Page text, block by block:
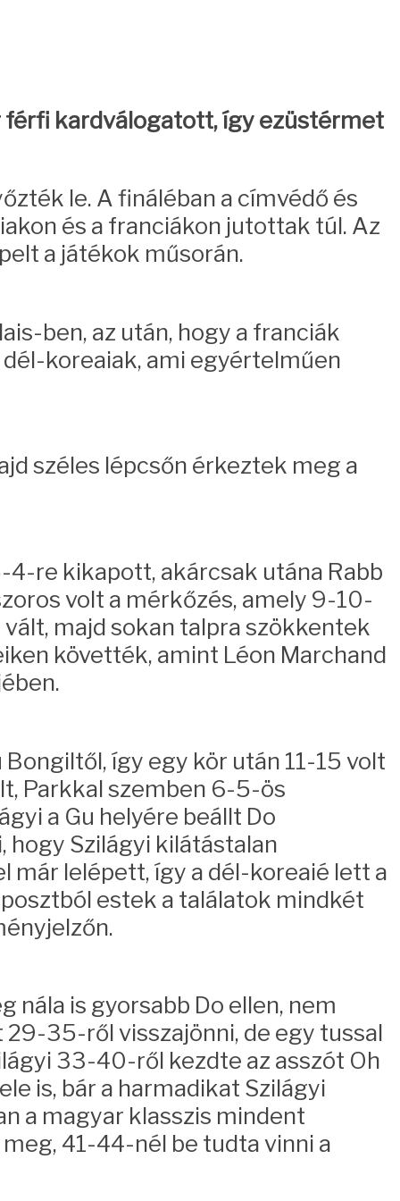
férfi kardválogatott, így ezüstérmet
le. A fináléban a címvédő és
és a franciákon jutottak túl. Az
a játékok műsorán.
ben, az után, hogy a franciák
koreaiak, ami egyértelműen
széles lépcsőn érkeztek meg a
4-re kikapott, akárcsak utána Rabb
volt a mérkőzés, amely 9-10-
majd sokan talpra szökkentek
követték, amint Léon Marchand
így egy kör után 11-15 volt
Parkkal szemben 6-5-ös
a Gu helyére beállt Do
Szilágyi kilátástalan
már lelépett, így a dél-koreaié lett a
estek a találatok mindkét
nála is gyorsabb Do ellen, nem
35-ről visszajönni, de egy tussal
33-40-ről kezdte az asszót Oh
is, bár a harmadikat Szilágyi
a magyar klasszis mindent
41-44-nél be tudta vinni a